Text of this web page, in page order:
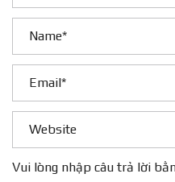
Vui lòng nhập câu trả lời